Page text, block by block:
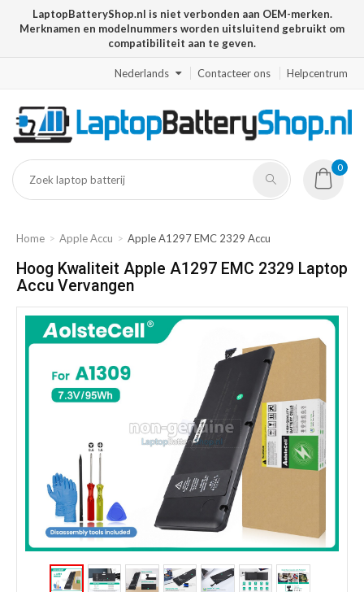
LaptopBatteryShop.nl is niet verbonden aan OEM-merken.
Merknamen en modelnummers worden uitsluitend gebruikt om
compatibiliteit aan te geven.
Nederlands Contacteer ons Helpcentrum
0
Home Apple Accu Apple A1297 EMC 2329 Accu
Hoog Kwaliteit Apple A1297 EMC 2329 Laptop
Accu Vervangen